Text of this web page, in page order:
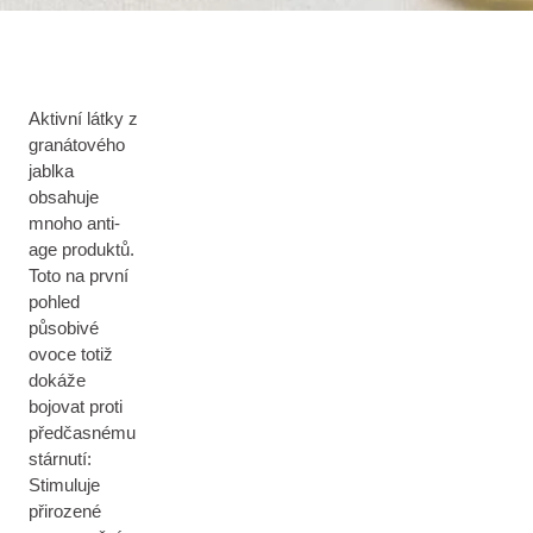
Aktivní látky z
granátového
jablka
obsahuje
mnoho anti-
age produktů.
Toto na první
pohled
působivé
ovoce totiž
dokáže
bojovat proti
předčasnému
stárnutí:
Stimuluje
přirozené